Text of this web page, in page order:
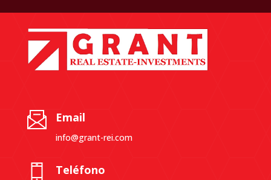
Email
info@grant-rei.com
Teléfono